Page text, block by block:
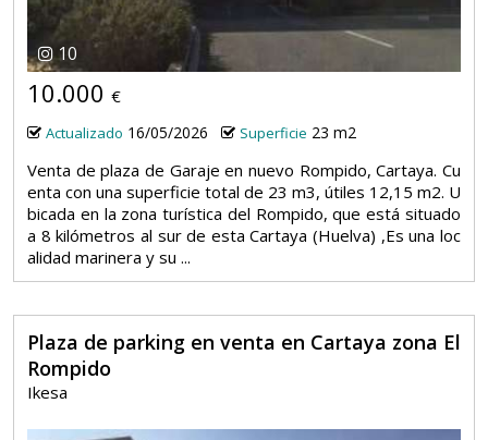
10
10.000 €
Actualizado 16/05/2026 Superficie 23 m2
Venta de plaza de Garaje en nuevo Rompido, Cartaya. Cu
enta con una superficie total de 23 m3, útiles 12,15 m2. U
bicada en la zona turística del Rompido, que está situado
a 8 kilómetros al sur de esta Cartaya (Huelva) ,Es una loc
alidad marinera y su ...
Plaza de parking en venta en Cartaya zona El
Rompido
Ikesa